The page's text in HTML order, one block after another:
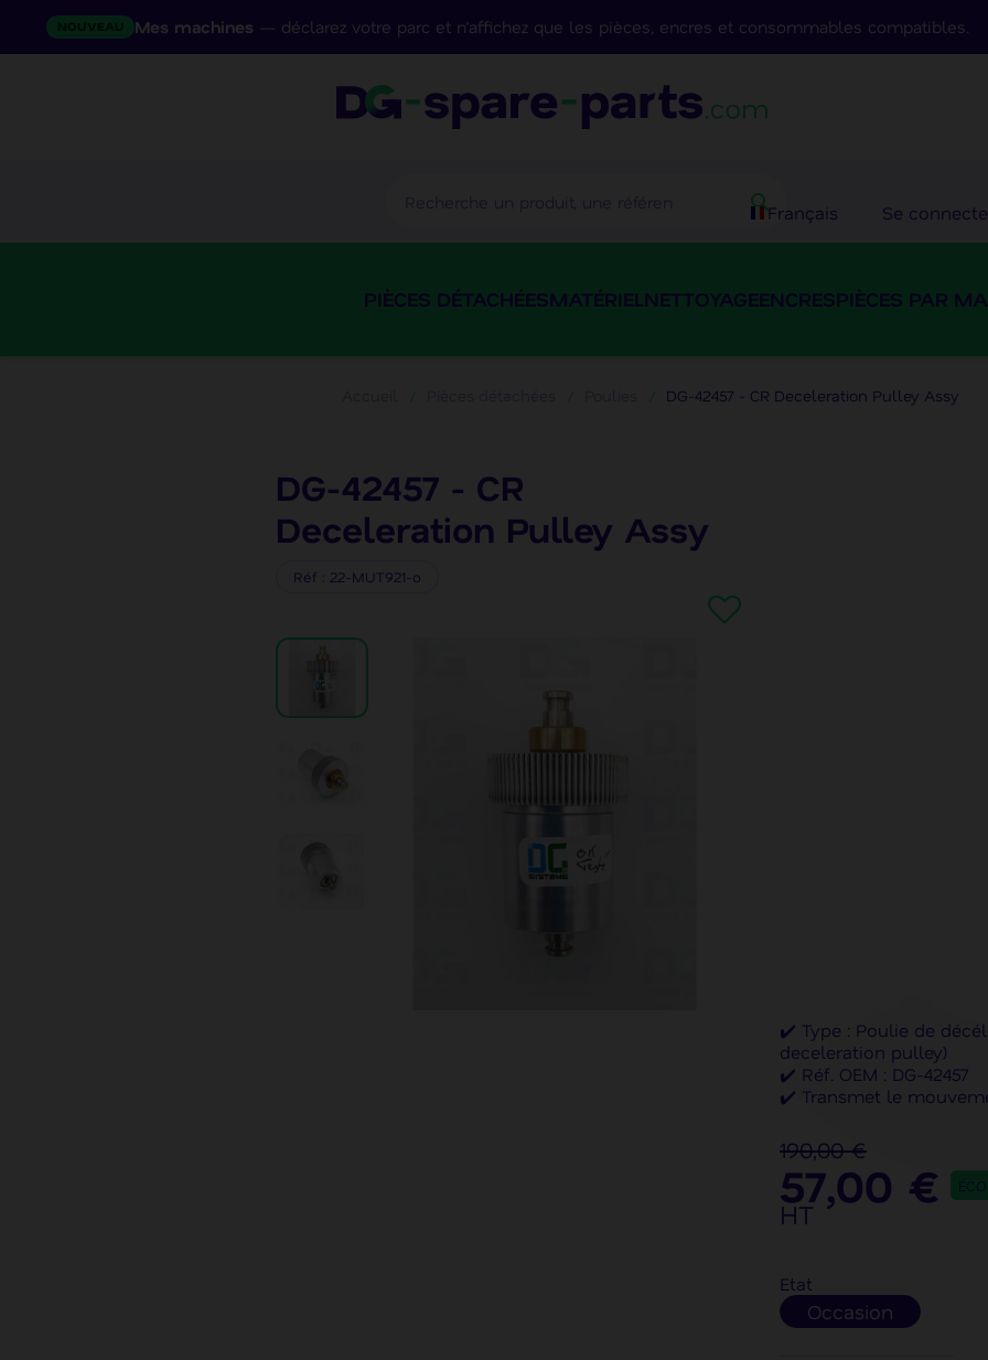
NOUVEAU Mes machines — déclarez votre parc et n’affichez que les pièces, encres et consommables compatibles.
Français Se
PIÈCES DÉTACHÉESMATÉRIELNETTOYAGEENCRESPIÈCES PAR
DG-42457 - CR Deceleration Pulley Assy
DG-42457 - CR
Deceleration Pulley Assy
Réf 22-MUT921-o
✔️ Type : Poulie de
deceleration pulley)
✔️ Réf. OEM : DG-42457
✔️ Transmet le
✔️ Compatible : Mutoh
Valuejet 26xx, Mutoh
✔️ Marque : Mutoh
190,00 €
57,00 €
HT
Etat
Occasion